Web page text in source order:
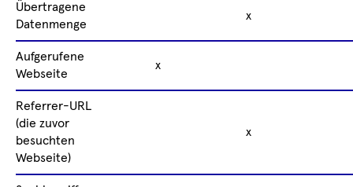
Übertragene
Datenmenge
x
Aufgerufene
Webseite
x
Referrer-URL
(die zuvor
besuchten
Webseite)
x